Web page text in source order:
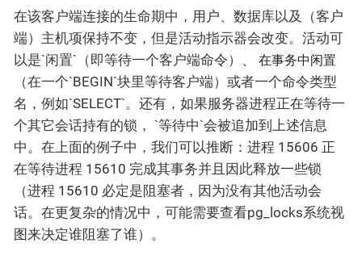
在该客户端连接的生命期中，用户、数据库以及（客户
端）主机项保持不变，但是活动指示器会改变。活动可
以是`闲置`（即等待一个客户端命令）、
在事务中闲置
（在一个`BEGIN`块里等待客户端）或者一个命令类型
名，例如`SELECT`。还有，如果服务器进程正在等待一
个其它会话持有的锁， `等待中`会被追加到上述信息
中。在上面的例子中，我们可以推断：进程 15606 正
在等待进程 15610 完成其事务并且因此释放一些锁
（进程 15610 必定是阻塞者，因为没有其他活动会
话。在更复杂的情况中，可能需要查看pg_locks系统视
图来决定谁阻塞了谁）。